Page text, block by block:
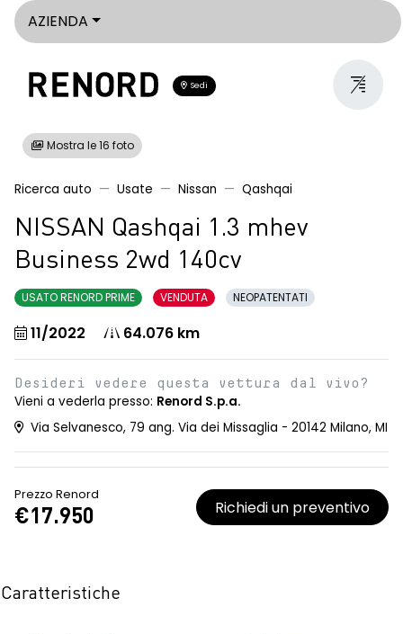
AZIENDA
Sedi
Mostra le 16 foto
Ricerca auto Usate Nissan Qashqai
NISSAN Qashqai 1.3 mhev
Business 2wd 140cv
USATO RENORD PRIME VENDUTA NEOPATENTATI
11/2022 64.076 km
Desideri vedere questa vettura dal vivo?
Vieni a vederla presso: Renord S.p.a.
Via Selvanesco, 79 ang. Via dei Missaglia - 20142 Milano, MI
Prezzo Renord
€17.950 Richiedi un preventivo
Caratteristiche